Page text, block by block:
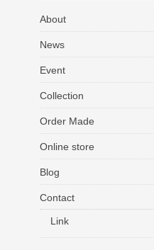
About
News
Event
Collection
Order Made
Online store
Blog
Contact
Link